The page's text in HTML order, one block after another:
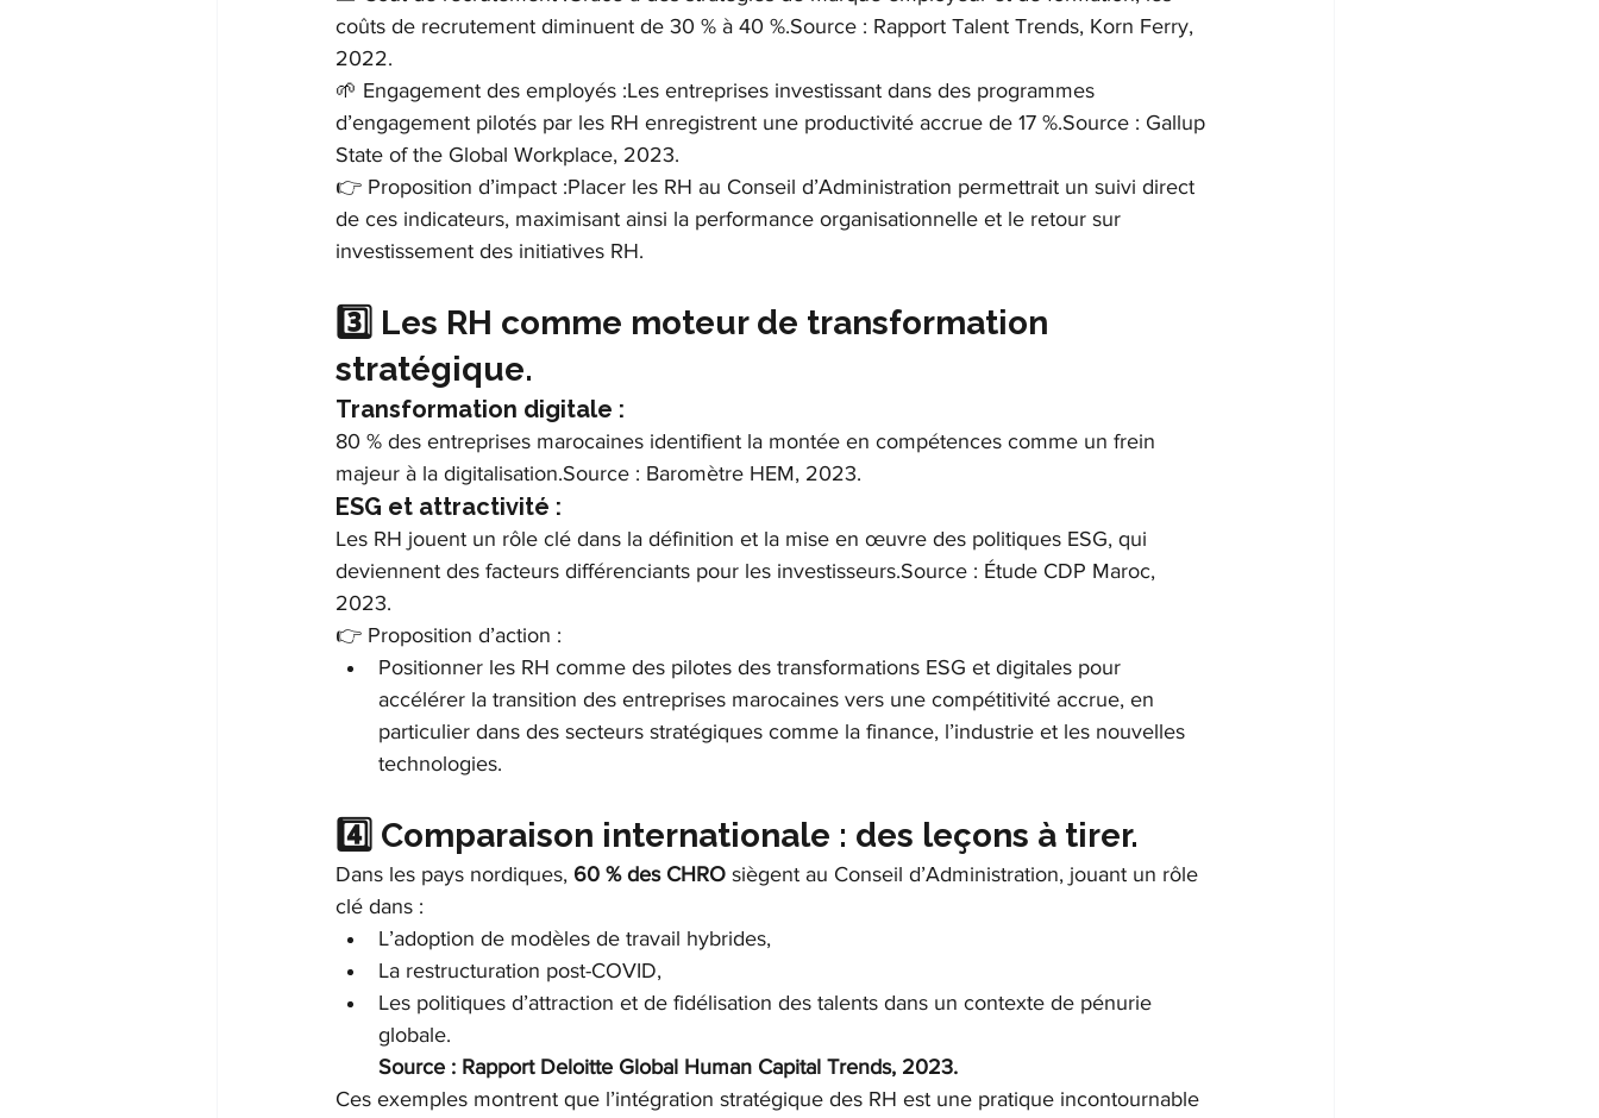
coûts de recrutement diminuent de 30 % à 40 %.Source : Rapport Talent Trends, Korn Ferry,
2022.
🌱 Engagement des employés :Les entreprises investissant dans des programmes
d’engagement pilotés par les RH enregistrent une productivité accrue de 17 %.Source : Gallup
State of the Global Workplace, 2023.
👉 Proposition d’impact :Placer les RH au Conseil d’Administration permettrait un suivi direct
de ces indicateurs, maximisant ainsi la performance organisationnelle et le retour sur
investissement des initiatives RH.
3️⃣ Les RH comme moteur de transformation
stratégique.
Transformation digitale :
80 % des entreprises marocaines identifient la montée en compétences comme un frein
majeur à la digitalisation.Source : Baromètre HEM, 2023.
ESG et attractivité :
Les RH jouent un rôle clé dans la définition et la mise en œuvre des politiques ESG, qui
deviennent des facteurs différenciants pour les investisseurs.Source : Étude CDP Maroc,
2023.
👉 Proposition d’action :
Positionner les RH comme des pilotes des transformations ESG et digitales pour
accélérer la transition des entreprises marocaines vers une compétitivité accrue, en
particulier dans des secteurs stratégiques comme la finance, l’industrie et les nouvelles
technologies.
4️⃣ Comparaison internationale : des leçons à tirer.
Dans les pays nordiques, 60 % des CHRO siègent au Conseil d’Administration, jouant un rôle
clé dans :
L’adoption de modèles de travail hybrides,
La restructuration post-COVID,
Les politiques d’attraction et de fidélisation des talents dans un contexte de pénurie
globale.
Source : Rapport Deloitte Global Human Capital Trends, 2023.
Ces exemples montrent que l’intégration stratégique des RH est une pratique incontournable